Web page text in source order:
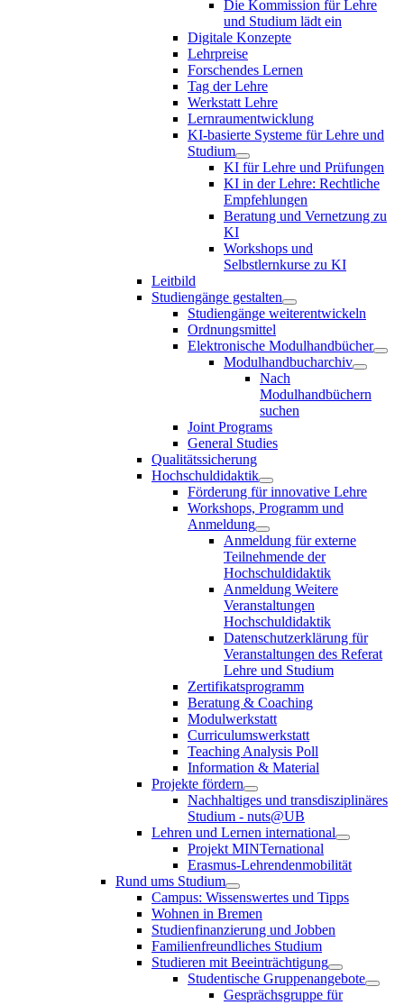
Die Kommission für Lehre
und Studium lädt ein
Digitale Konzepte
Lehrpreise
Forschendes Lernen
Tag der Lehre
Werkstatt Lehre
Lernraumentwicklung
KI-basierte Systeme für Lehre und
Studium
KI für Lehre und Prüfungen
KI in der Lehre: Rechtliche
Empfehlungen
Beratung und Vernetzung zu
KI
Workshops und
Selbstlernkurse zu KI
Leitbild
Studiengänge gestalten
Studiengänge weiterentwickeln
Ordnungsmittel
Elektronische Modulhandbücher
Modulhandbucharchiv
Nach
Modulhandbüchern
suchen
Joint Programs
General Studies
Qualitätssicherung
Hochschuldidaktik
Förderung für innovative Lehre
Workshops, Programm und
Anmeldung
Anmeldung für externe
Teilnehmende der
Hochschuldidaktik
Anmeldung Weitere
Veranstaltungen
Hochschuldidaktik
Datenschutzerklärung für
Veranstaltungen des Referat
Lehre und Studium
Zertifikatsprogramm
Beratung & Coaching
Modulwerkstatt
Curriculumswerkstatt
Teaching Analysis Poll
Information & Material
Projekte fördern
Nachhaltiges und transdisziplinäres
Studium - nuts@UB
Lehren und Lernen international
Projekt MINTernational
Erasmus-Lehrendenmobilität
Rund ums Studium
Campus: Wissenswertes und Tipps
Wohnen in Bremen
Studienfinanzierung und Jobben
Familienfreundliches Studium
Studieren mit Beeinträchtigung
Studentische Gruppenangebote
Gesprächsgruppe für